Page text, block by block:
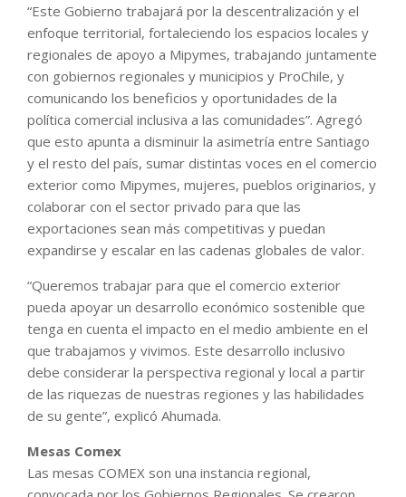
“Este Gobierno trabajará por la descentralización y el
enfoque territorial, fortaleciendo los espacios locales y
regionales de apoyo a Mipymes, trabajando juntamente
con gobiernos regionales y municipios y ProChile, y
comunicando los beneficios y oportunidades de la
política comercial inclusiva a las comunidades”. Agregó
que esto apunta a disminuir la asimetría entre Santiago
y el resto del país, sumar distintas voces en el comercio
exterior como Mipymes, mujeres, pueblos originarios, y
colaborar con el sector privado para que las
exportaciones sean más competitivas y puedan
expandirse y escalar en las cadenas globales de valor.
“Queremos trabajar para que el comercio exterior
pueda apoyar un desarrollo económico sostenible que
tenga en cuenta el impacto en el medio ambiente en el
que trabajamos y vivimos. Este desarrollo inclusivo
debe considerar la perspectiva regional y local a partir
de las riquezas de nuestras regiones y las habilidades
de su gente”, explicó Ahumada.
Mesas Comex
Las mesas COMEX son una instancia regional,